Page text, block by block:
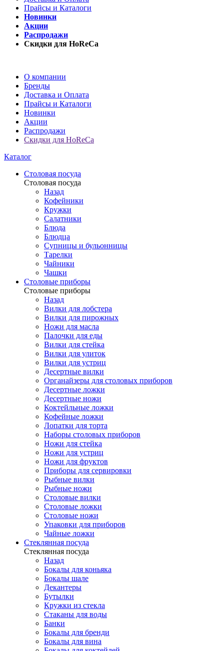
Прайсы и Каталоги
Новинки
Акции
Распродажи
Скидки для HoReCa
О компании
Бренды
Доставка и Оплата
Прайсы и Каталоги
Новинки
Акции
Распродажи
Скидки для HoReCa
Каталог
Столовая посуда
Столовая посуда
Назад
Кофейники
Кружки
Салатники
Блюда
Блюдца
Супницы и бульонницы
Тарелки
Чайники
Чашки
Cтоловые приборы
Cтоловые приборы
Назад
Вилки для лобстера
Вилки для пирожных
Ножи для масла
Палочки для еды
Вилки для стейка
Вилки для улиток
Вилки для устриц
Десертные вилки
Органайзеры для столовых приборов
Десертные ложки
Десертные ножи
Коктейльные ложки
Кофейные ложки
Лопатки для торта
Наборы столовых приборов
Ножи для стейка
Ножи для устриц
Ножи для фруктов
Приборы для сервировки
Рыбные вилки
Рыбные ножи
Столовые вилки
Столовые ложки
Столовые ножи
Упаковки для приборов
Чайные ложки
Стеклянная посуда
Стеклянная посуда
Назад
Бокалы для коньяка
Бокалы шале
Декантеры
Бутылки
Кружки из стекла
Стаканы для воды
Банки
Бокалы для бренди
Бокалы для вина